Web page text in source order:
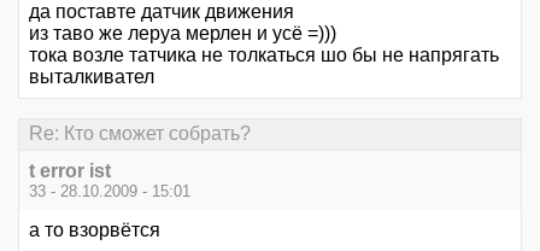
да поставте датчик движения
из таво же леруа мерлен и усё =)))
тока возле татчика не толкаться шо бы не напрягать
выталкивател
Re: Кто сможет собрать?
t error ist
33 - 28.10.2009 - 15:01
а то взорвётся